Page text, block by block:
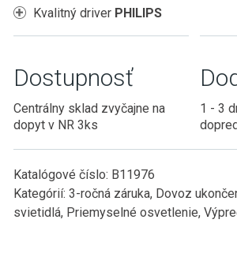
Kvalitný driver PHILIPS
Dostupnosť
Centrálny sklad zvyčajne na
dopyt v NR 3ks
1 - 3
Katalógové číslo: B11976
Kategórií: 3-ročná záruka, Dovoz
svietidlá, Priemyselné osvetlenie,